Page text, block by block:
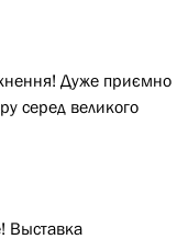
Дуже приємно
серед великого
Выставка